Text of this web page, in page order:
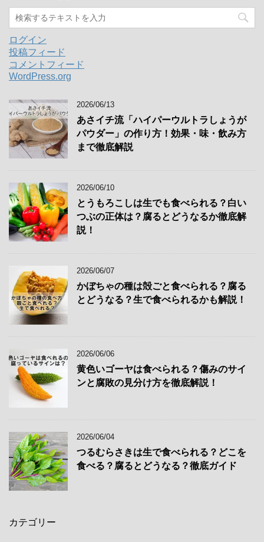
ログイン
投稿フィード
コメントフィード
WordPress.org
2026/06/13
あさイチ流「ハイパーウルトラしょうが
パウダー」の作り方！効果・味・飲み方
まで徹底解説
2026/06/10
とうもろこしは生でも食べられる？白い
つぶの正体は？腐るとどうなるか徹底解
説！
2026/06/07
かぼちゃの種は殻ごと食べられる？腐る
とどうなる？生で食べられるかも解説！
2026/06/06
黄色いゴーヤは食べられる？傷みのサイ
ンと腐敗の見分け方を徹底解説！
2026/06/04
つるむらさきは生で食べられる？どこを
食べる？腐るとどうなる？徹底ガイド
カテゴリー